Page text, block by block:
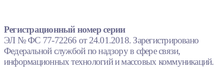
Регистрационный номер серии
ЭЛ № ФС 77-72266 от 24.01.2018. Зарегистрировано
Федеральной службой по надзору в сфере связи,
информационных технологий и массовых коммуникаций.